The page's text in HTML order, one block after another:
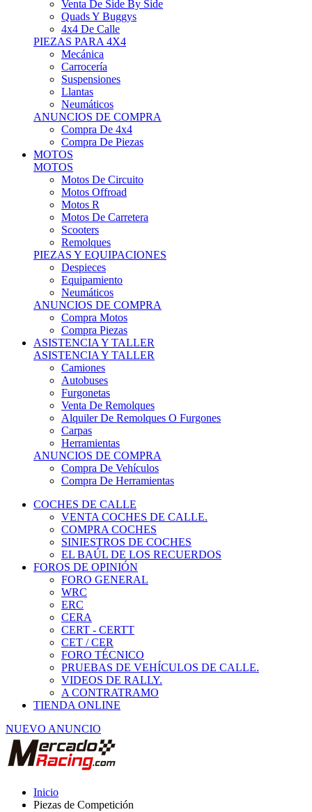
Motos R
Motos De Carretera
Scooters
Remolques
PIEZAS Y EQUIPACIONES
Despieces
Equipamiento
Neumáticos
ANUNCIOS DE COMPRA
Compra Motos
Compra Piezas
ASISTENCIA Y TALLER
ASISTENCIA Y TALLER
Camiones
Autobuses
Furgonetas
Venta De Remolques
Alquiler De Remolques O Furgones
Carpas
Herramientas
ANUNCIOS DE COMPRA
Compra De Vehículos
Compra De Herramientas
COCHES DE CALLE
VENTA COCHES DE CALLE.
COMPRA COCHES
SINIESTROS DE COCHES
EL BAÚL DE LOS RECUERDOS
FOROS DE OPINIÓN
FORO GENERAL
WRC
ERC
CERA
CERT - CERTT
CET / CER
FORO TÉCNICO
PRUEBAS DE VEHÍCULOS DE CALLE.
VIDEOS DE RALLY.
A CONTRATRAMO
TIENDA ONLINE
NUEVO ANUNCIO
Inicio
Piezas de Competición
Motores
Busco cubre-carter peugeot 205.